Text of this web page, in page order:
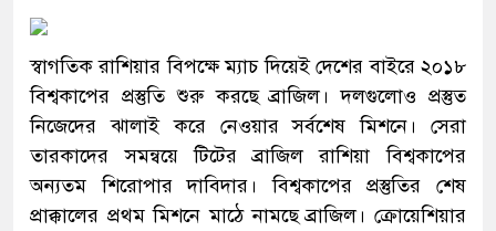
স্বাগতিক রাশিয়ার বিপক্ষে ম্যাচ দিয়েই দেশের বাইরে ২০১৮
বিশ্বকাপের প্রস্তুতি শুরু করছে ব্রাজিল। দলগুলোও প্রস্তুত
নিজেদের ঝালাই করে নেওয়ার সর্বশেষ মিশনে। সেরা
তারকাদের সমন্বয়ে টিটের ব্রাজিল রাশিয়া বিশ্বকাপের
অন্যতম শিরোপার দাবিদার। বিশ্বকাপের প্রস্তুতির শেষ
প্রাক্কালের প্রথম মিশনে মাঠে নামছে ব্রাজিল। ক্রোয়েশিয়ার